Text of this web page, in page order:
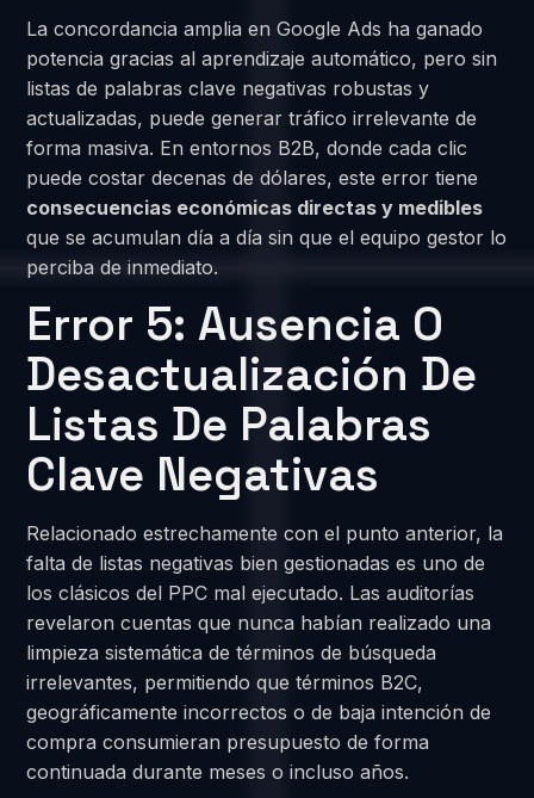
La concordancia amplia en Google Ads ha ganado
potencia gracias al aprendizaje automático, pero sin
listas de palabras clave negativas robustas y
actualizadas, puede generar tráfico irrelevante de
forma masiva. En entornos B2B, donde cada clic
puede costar decenas de dólares, este error tiene
consecuencias económicas directas y medibles
que se acumulan día a día sin que el equipo gestor lo
perciba de inmediato.
Error 5: Ausencia O
Desactualización De
Listas De Palabras
Clave Negativas
Relacionado estrechamente con el punto anterior, la
falta de listas negativas bien gestionadas es uno de
los clásicos del PPC mal ejecutado. Las auditorías
revelaron cuentas que nunca habían realizado una
limpieza sistemática de términos de búsqueda
irrelevantes, permitiendo que términos B2C,
geográficamente incorrectos o de baja intención de
compra consumieran presupuesto de forma
continuada durante meses o incluso años.